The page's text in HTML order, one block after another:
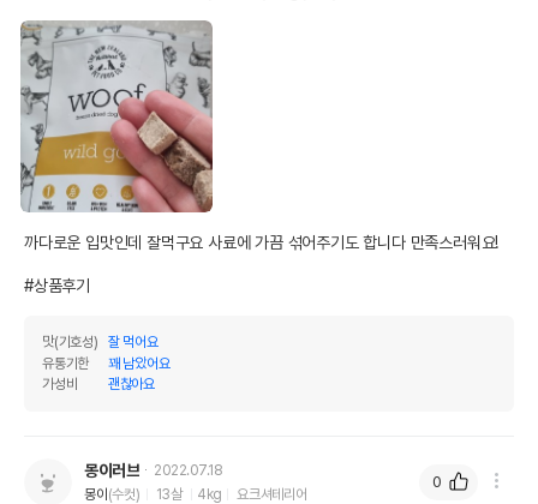
까다로운 입맛인데 잘먹구요 사료에 가끔 섞어주기도 합니다 만족스러워요!
#상품후기
맛(기호성)
잘 먹어요
유통기한
꽤 남았어요
가성비
괜찮아요
몽이러브
2022.07.18
몽이(수컷) 13살 4kg 요크셔테리어
0